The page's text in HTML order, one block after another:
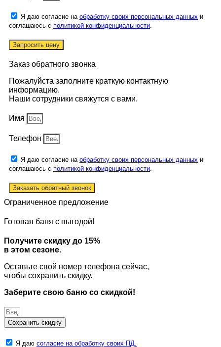
Я даю согласие на обработку своих персональных данных и
соглашаюсь с политикой конфиденциальности
Запросить цену
Заказ обратного звонка
Пожалуйста заполните краткую контактную
информацию.
Наши сотрудники свяжутся с вами.
Имя
Телефон
Я даю согласие на обработку своих персональных данных и
соглашаюсь с политикой конфиденциальности
Заказать обратный звонок
Ограниченное предложение
Готовая баня с выгодой!
Получите скидку до 15%
в этом сезоне.
Оставьте свой номер телефона сейчас,
чтобы сохранить скидку.
Заберите свою баню со скидкой!
Сохранить скидку
Я даю согласие на обработку своих ПД.